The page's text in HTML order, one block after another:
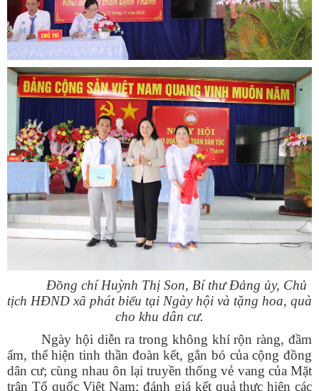
Đồng chí Huỳnh Thị Son, Bí thư Đảng ủy, Chủ
tịch HĐND xã phát biểu tại Ngày hội và tặng hoa, quà
cho khu dân cư.
Ngày hội diễn ra trong không khí rộn ràng, đầm
ấm, thể hiện tinh thần đoàn kết, gắn bó của cộng đồng
dân cư; cùng nhau ôn lại truyền thống vẻ vang của Mặt
trận Tổ quốc Việt Nam; đánh giá kết quả thực hiện các